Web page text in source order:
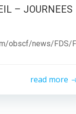
– JOURNEES
obscf/news/FDS/
read more